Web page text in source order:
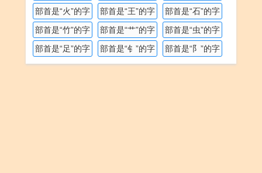
部首是“火”的字
部首是“王”的字
部首是“石”的字
部首是“竹”的字
部首是“艹”的字
部首是“虫”的字
部首是“足”的字
部首是“钅”的字 部首是“阝”的字